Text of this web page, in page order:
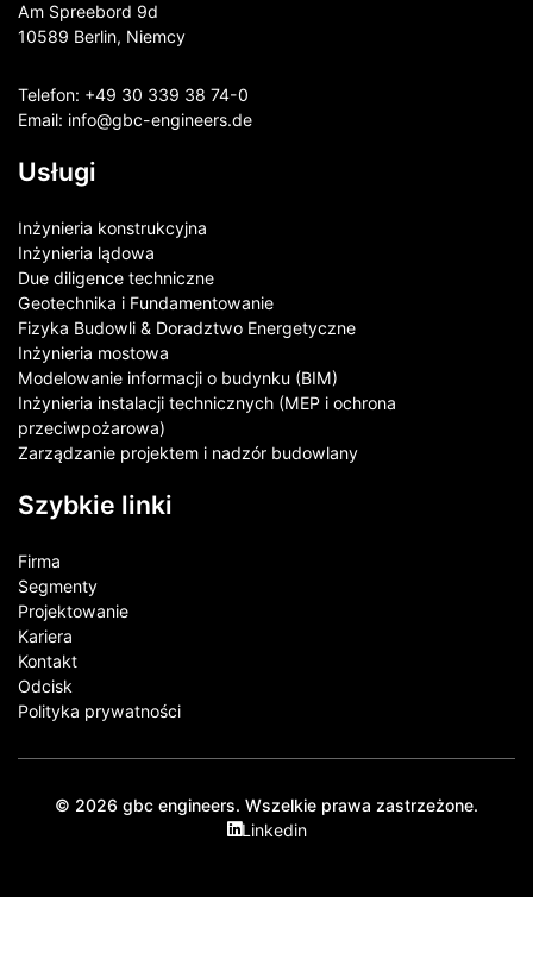
Am Spreebord 9d
10589 Berlin, Niemcy
Telefon: +49 30 339 38 74-0
Email: info@gbc-engineers.de
Usługi
Inżynieria konstrukcyjna
Inżynieria lądowa
Due diligence techniczne
Geotechnika i Fundamentowanie
Fizyka Budowli & Doradztwo Energetyczne
Inżynieria mostowa
Modelowanie informacji o budynku (BIM)
Inżynieria instalacji technicznych (MEP i ochrona
przeciwpożarowa)
Zarządzanie projektem i nadzór budowlany
Szybkie linki
Firma
Segmenty
Projektowanie
Kariera
Kontakt​
Odcisk
Polityka prywatności
© 2026 gbc engineers. Wszelkie prawa zastrzeżone.
Linkedin